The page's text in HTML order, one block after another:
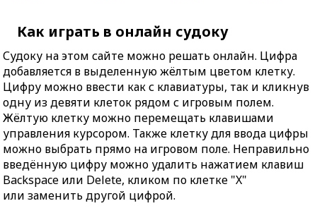
Как играть в онлайн судоку
Судоку на этом сайте можно решать онлайн. Цифра
добавляется в выделенную жёлтым цветом клетку.
Цифру можно ввести как с клавиатуры, так и кликнув
одну из девяти клеток рядом с игровым полем.
Жёлтую клетку можно перемещать клавишами
управления курсором. Также клетку для ввода цифры
можно выбрать прямо на игровом поле. Неправильно
введённую цифру можно удалить нажатием клавиш
Backspace или Delete, кликом по клетке "X"
или заменить другой цифрой.